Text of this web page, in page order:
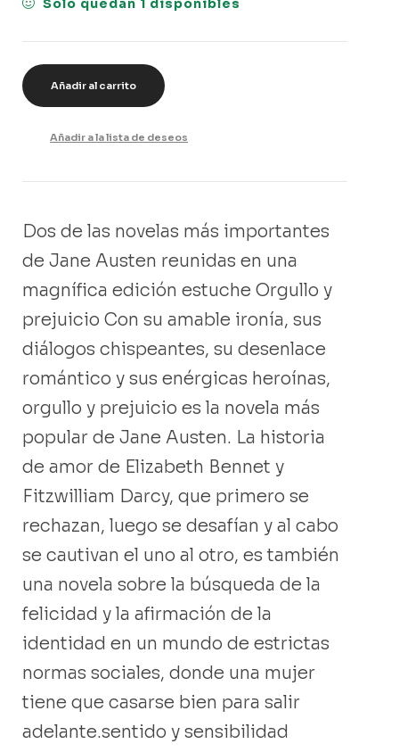
Solo quedan 1 disponibles
Añadir al carrito
Añadir a la lista de deseos
Dos de las novelas más importantes
de Jane Austen reunidas en una
magnífica edición estuche Orgullo y
prejuicio Con su amable ironía, sus
diálogos chispeantes, su desenlace
romántico y sus enérgicas heroínas,
orgullo y prejuicio es la novela más
popular de Jane Austen. La historia
de amor de Elizabeth Bennet y
Fitzwilliam Darcy, que primero se
rechazan, luego se desafían y al cabo
se cautivan el uno al otro, es también
una novela sobre la búsqueda de la
felicidad y la afirmación de la
identidad en un mundo de estrictas
normas sociales, donde una mujer
tiene que casarse bien para salir
adelante.sentido y sensibilidad